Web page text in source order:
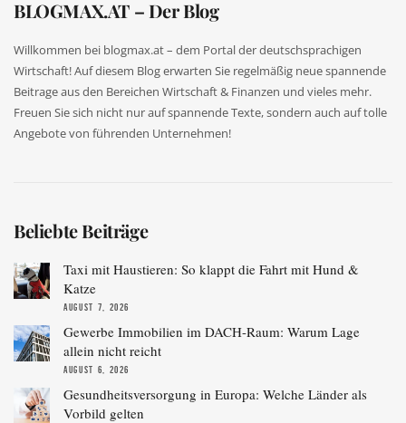
BLOGMAX.AT – Der Blog
Willkommen bei blogmax.at – dem Portal der deutschsprachigen
Wirtschaft! Auf diesem Blog erwarten Sie regelmäßig neue spannende
Beitrage aus den Bereichen Wirtschaft & Finanzen und vieles mehr.
Freuen Sie sich nicht nur auf spannende Texte, sondern auch auf tolle
Angebote von führenden Unternehmen!
Beliebte Beiträge
Taxi mit Haustieren: So klappt die Fahrt mit Hund &
Katze
AUGUST 7, 2026
Gewerbe Immobilien im DACH-Raum: Warum Lage
allein nicht reicht
AUGUST 6, 2026
Gesundheitsversorgung in Europa: Welche Länder als
Vorbild gelten